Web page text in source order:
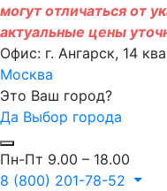
могут отличаться от
актуальные цены
Офис: г. Ангарск, 14
Москва
Это Ваш город?
Да Выбор города
Пн-Пт 9.00 – 18.00
8 (800) 201-78-52